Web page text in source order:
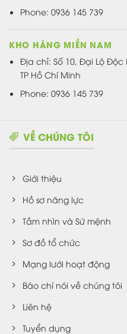
Phone: 0936 145 739
KHO HÀNG MIỀN NAM
Địa chỉ: Số 10, Đại Lộ Độc
TP Hồ Chí Minh
Phone: 0936 145 739
VỀ CHÚNG TÔI
Giới thiệu
Hồ sơ năng lực
Tầm nhìn và Sứ mệnh
Sơ đồ tổ chức
Mạng lưới hoạt động
Báo chí nói về chúng tôi
Liên hệ
Tuyển dụng